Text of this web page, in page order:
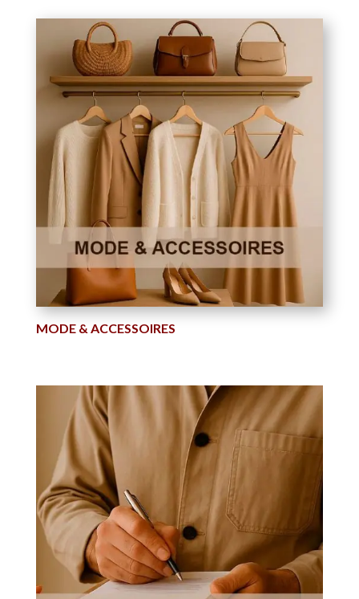
MODE & ACCESSOIRES